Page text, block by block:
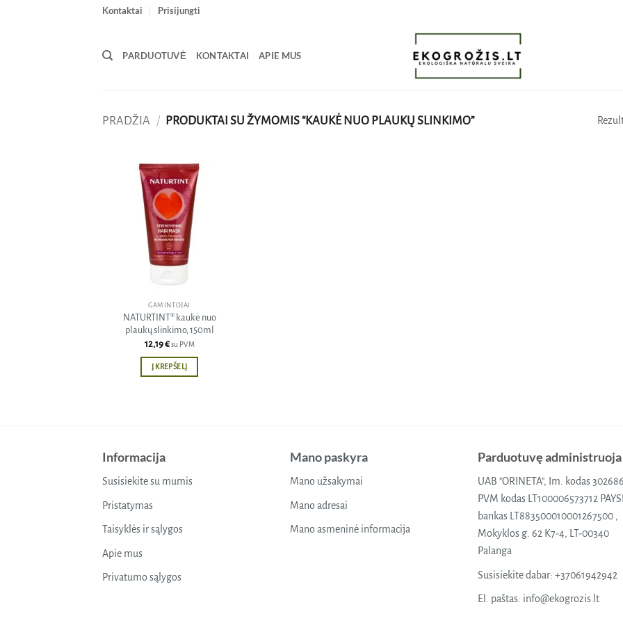
Kontaktai Prisijungti
PARDUOTUVĖ KONTAKTAI APIE MUS
PRADŽIA / PRODUKTAI SU ŽYMOMIS “KAUKĖ NUO PLAUKŲ SLINKIMO”
GAMINTOJAI
NATURTINT® kaukė nuo
plaukų slinkimo, 150ml
12,19€ su PVM
Į KREPŠELĮ
Informacija
Susisiekite su mumis
Pristatymas
Taisyklės ir sąlygos
Apie mus
Privatumo sąlygos
Mano paskyra
Mano užsakymai
Mano adresai
Mano asmeninė informacija
Parduotuvę administruoja
UAB "ORINETA", Im. kodas
PVM kodas LT100006573712
bankas LT883500010001267500 ,
Mokyklos g. 62 K7-4, LT-00340
Palanga
Susisiekite dabar: +37061942942
El. paštas: info@ekogrozis.lt